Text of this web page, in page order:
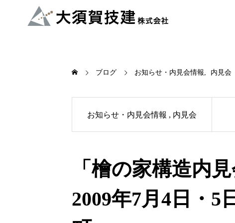
ブログ お知らせ・内見会情報 内見会
お知らせ・内見会情報 内見会
「檜の家構造内
2009年7月4日・5